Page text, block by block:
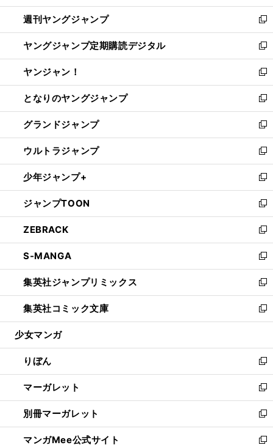
開
く
ウ
で
開
く
ン
ド
ウ
で
開
く
ウ
ィ
ン
ド
ウ
で
開
く
週刊ヤングジャンプ
新
し
い
ウ
ィ
ン
ド
ウ
で
開
く
ヤングジャンプ定期購読デジタル
新
し
い
ウ
ィ
ン
ド
ウ
で
開
く
ヤンジャン！
新
し
い
ウ
ィ
ン
ド
ウ
で
開
く
となりのヤングジャンプ
新
し
い
ウ
ィ
ン
ド
ウ
で
開
く
グランドジャンプ
新
し
い
ウ
ィ
ン
ド
ウ
で
開
く
ウルトラジャンプ
新
し
い
ウ
ィ
ン
ド
ウ
で
開
く
少年ジャンプ+
新
し
い
ウ
ィ
ン
ド
ウ
で
開
く
ジャンプTOON
新
し
い
ウ
ィ
ン
ド
ウ
で
開
ZEBRACK
新
し
い
ウ
ィ
ン
ド
ウ
開
く
S-MANGA
新
し
い
ウ
ィ
ン
ウ
で
開
く
集英社ジャンプリミックス
新
し
い
ウ
ン
ド
ウ
で
開
く
集英社コミック文庫
新
し
ウ
ィ
ン
ド
ウ
で
開
く
少女マンガ
りぼん
新
し
い
ウ
ィ
ン
ド
マーガレット
新
し
い
ウ
ィ
別冊マーガレット
新
し
い
マンガMee公式サイト 新